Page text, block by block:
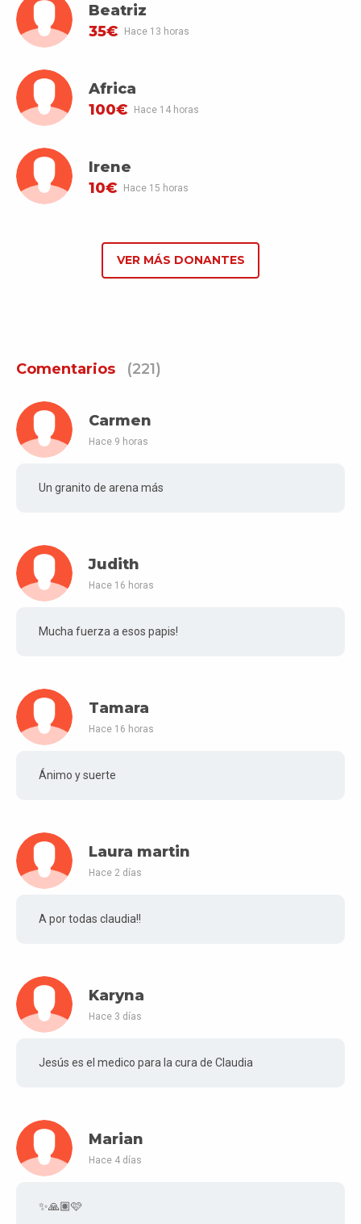
Beatriz
35€
Hace 13 horas
Africa
100€
Hace 14 horas
Irene
10€
Hace 15 horas
VER MÁS DONANTES
Comentarios (221)
Carmen
Hace 9 horas
Un granito de arena más
Judith
Hace 16 horas
Mucha fuerza a esos papis!
Tamara
Hace 16 horas
Ánimo y suerte
Laura martin
Hace 2 días
A por todas claudia!!
Karyna
Hace 3 días
Jesús es el medico para la cura de Claudia
Marian
Hace 4 días
✨🙏🏽🩷